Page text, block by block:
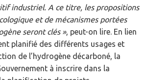
industriel. A ce titre, les propositions
et de mécanismes portées
seront clés », peut-on lire. En lien
planifié des différents usages et
de l’hydrogène décarboné, la
à inscrire dans la